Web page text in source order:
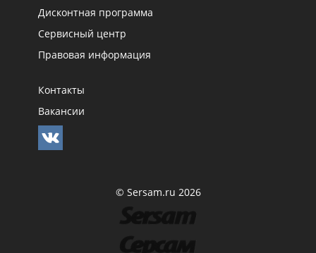
Дисконтная программа
Сервисный центр
Правовая информация
Контакты
Вакансии
© Sersam.ru 2026